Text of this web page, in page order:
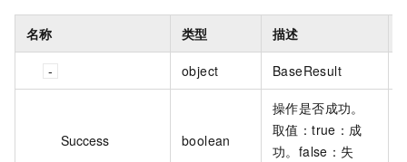
名称 类型 描述
object BaseResult
Success boolean
操作是否成功。
取值：true：成
功。false：失